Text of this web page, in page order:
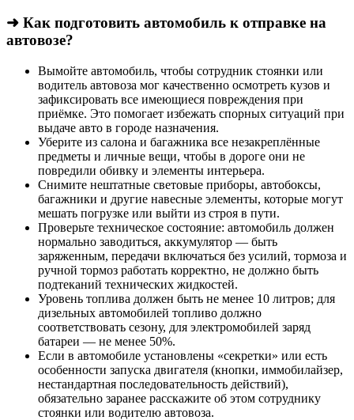
➜ Как подготовить автомобиль к отправке на
автовозе?
Вымойте автомобиль, чтобы сотрудник стоянки или
водитель автовоза мог качественно осмотреть кузов и
зафиксировать все имеющиеся повреждения при
приёмке. Это помогает избежать спорных ситуаций при
выдаче авто в городе назначения.
Уберите из салона и багажника все незакреплённые
предметы и личные вещи, чтобы в дороге они не
повредили обивку и элементы интерьера.
Снимите нештатные световые приборы, автобоксы,
багажники и другие навесные элементы, которые могут
мешать погрузке или выйти из строя в пути.
Проверьте техническое состояние: автомобиль должен
нормально заводиться, аккумулятор — быть
заряженным, передачи включаться без усилий, тормоза и
ручной тормоз работать корректно, не должно быть
подтеканий технических жидкостей.
Уровень топлива должен быть не менее 10 литров; для
дизельных автомобилей топливо должно
соответствовать сезону, для электромобилей заряд
батареи — не менее 50%.
Если в автомобиле установлены «секретки» или есть
особенности запуска двигателя (кнопки, иммобилайзер,
нестандартная последовательность действий),
обязательно заранее расскажите об этом сотруднику
стоянки или водителю автовоза.